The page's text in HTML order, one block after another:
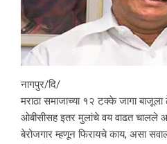
नागपुर/दि/
मराठा समाजाच्या १२ टक्के जागा
ओबीसीसह इतर मुलांचे वय वाढत चालले
बेरोजगार म्हणून फिरायचे काय, असा